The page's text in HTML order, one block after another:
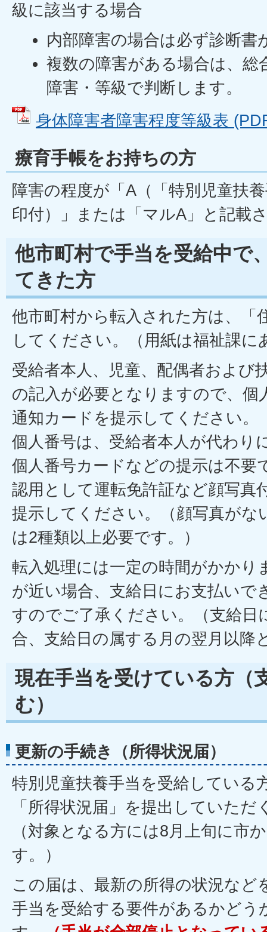
級に該当する場合
内部障害の場合は必ず診断書
複数の障害がある場合は、総
障害・等級で判断します。
身体障害者障害程度等級表
療育手帳をお持ちの方
障害の程度が「A（「特別児童扶
印付）」または「マルA」と記載
他市町村で手当を受給中で
てきた方
他市町村から転入された方は、「
してください。（用紙は福祉課に
受給者本人、児童、配偶者および
の記入が必要となりますので、個
通知カードを提示してください。
個人番号は、受給者本人が代わり
個人番号カードなどの提示は不要
認用として運転免許証など顔写真
提示してください。（顔写真がな
は2種類以上必要です。）
転入処理には一定の時間がかかり
が近い場合、支給日にお支払いで
すのでご了承ください。（支給日
合、支給日の属する月の翌月以降
現在手当を受けている方（
む）
更新の手続き（所得状況届）
特別児童扶養手当を受給している
「所得状況届」を提出していた
（対象となる方には8月上旬に市
す。）
この届は、最新の所得の状況など
手当を受給する要件があるかどう